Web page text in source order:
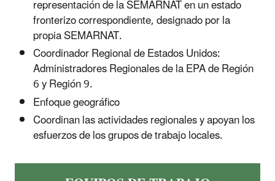
representación de la SEMARNAT en un estado
fronterizo correspondiente, designado por la
propia SEMARNAT.
Coordinador Regional de Estados Unidos:
Administradores Regionales de la EPA de Región
6 y Región 9.
Enfoque geográfico
Coordinan las actividades regionales y apoyan los
esfuerzos de los grupos de trabajo locales.